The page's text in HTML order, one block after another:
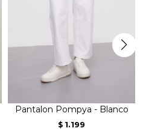
Pantalon Pompya - Blanco
$ 1.199